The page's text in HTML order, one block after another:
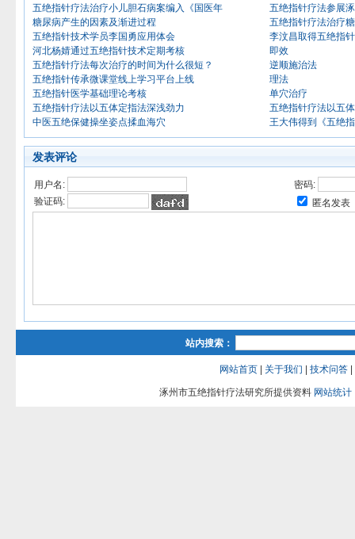
五绝指针疗法治疗小儿胆石病案编入《国医年
糖尿病产生的因素及渐进过程
五绝指针技术学员李国勇应用体会
河北杨婧通过五绝指针技术定期考核
五绝指针疗法每次治疗的时间为什么很短？
五绝指针传承微课堂线上学习平台上线
五绝指针医学基础理论考核
五绝指针疗法以五体定指法深浅劲力
中医五绝保健操坐姿点揉血海穴
五绝指针疗法参展
五绝指针疗法治疗
李汶昌取得五绝指
即效
逆顺施治法
理法
单穴治疗
五绝指针疗法以五
王大伟得到《五绝
发表评论
用户名:
密码:
验证码:
匿名发表
站内搜索：
网站首页 关于我们 技术问答
涿州市五绝指针疗法研究所提供资料 网站统计